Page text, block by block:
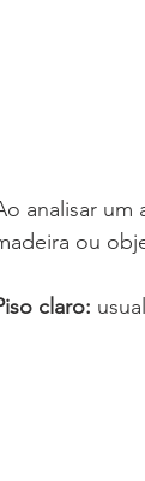
analisar
claro: